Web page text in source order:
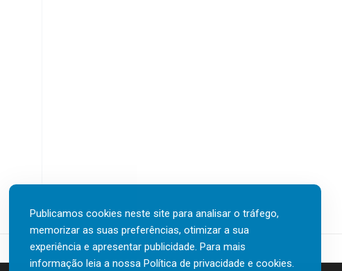
Publicamos cookies neste site para analisar o tráfego,
memorizar as suas preferências, otimizar a sua
experiência e apresentar publicidade. Para mais
informação leia a nossa Política de privacidade e cookies.